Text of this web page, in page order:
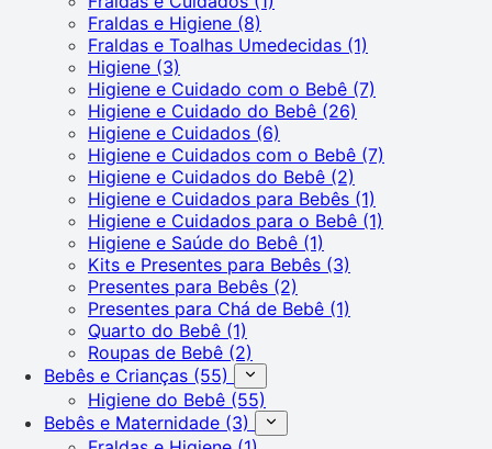
Fraldas e Higiene (8)
Fraldas e Toalhas Umedecidas (1)
Higiene (3)
Higiene e Cuidado com o Bebê (7)
Higiene e Cuidado do Bebê (26)
Higiene e Cuidados (6)
Higiene e Cuidados com o Bebê (7)
Higiene e Cuidados do Bebê (2)
Higiene e Cuidados para Bebês (1)
Higiene e Cuidados para o Bebê (1)
Higiene e Saúde do Bebê (1)
Kits e Presentes para Bebês (3)
Presentes para Bebês (2)
Presentes para Chá de Bebê (1)
Quarto do Bebê (1)
Roupas de Bebê (2)
Bebês e Crianças (55)
Higiene do Bebê (55)
Bebês e Maternidade (3)